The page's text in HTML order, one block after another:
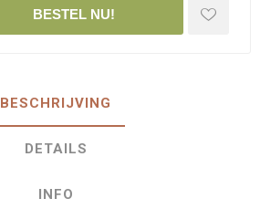
BESTEL NU!
BESCHRIJVING
DETAILS
INFO